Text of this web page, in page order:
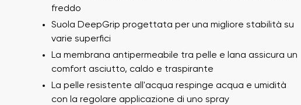
freddo
Suola DeepGrip progettata per una migliore stabilità su
varie superfici
La membrana antipermeabile tra pelle e lana assicura un
comfort asciutto, caldo e traspirante
La pelle resistente all'acqua respinge acqua e umidità
con la regolare applicazione di uno spray
Il tuo nome e cognome
Il tuo nome